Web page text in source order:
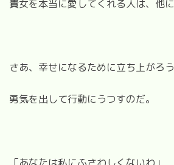
貴女を本当に愛してくれる人は、他に
さあ、幸せになるために立ち上がろう
勇気を出して行動にうつすのだ。